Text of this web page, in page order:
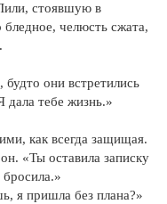
стоявшую в
челюсть сжата,
они встретились
тебе жизнь.»
как всегда защищая.
«Ты оставила записку
я пришла без плана?»